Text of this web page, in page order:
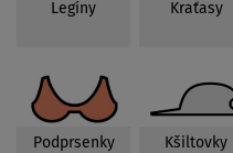
Legíny Kraťasy
Podprsenky Kšiltovky